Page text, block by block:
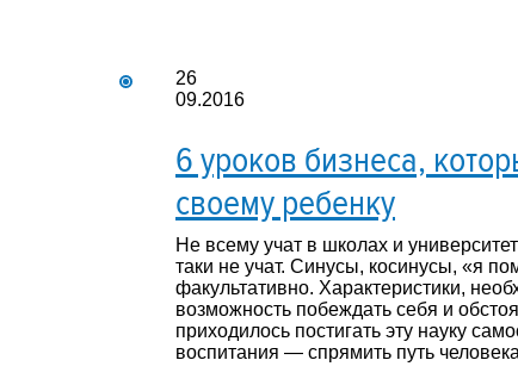
26
09.2016
6 уроков бизнеса,
своему ребенку
Не всему учат в школах и
таки не учат. Синусы, косинусы, «я
факультативно. Характеристики,
возможность побеждать себя и
приходилось постигать эту науку
воспитания — спрямить путь